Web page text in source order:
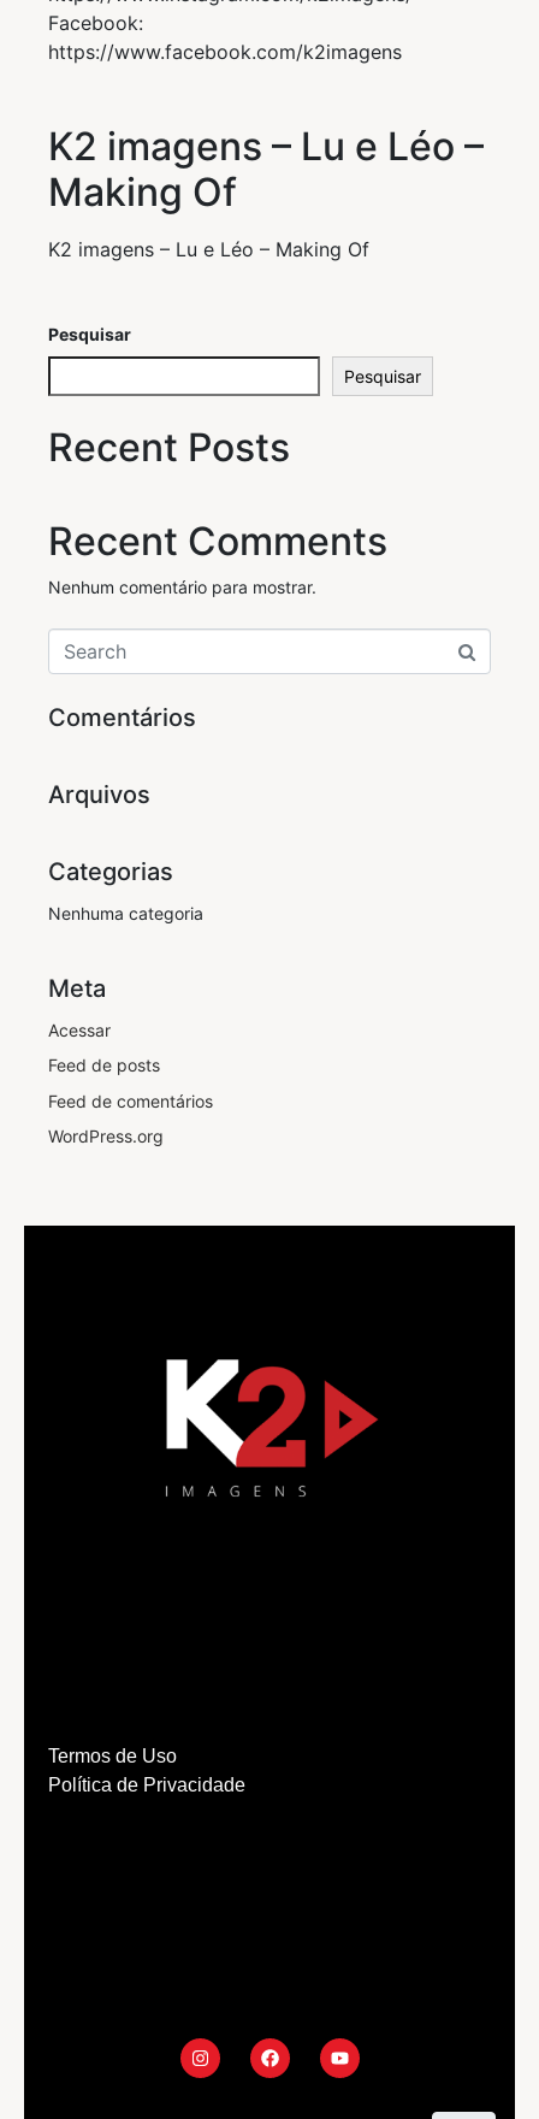
Facebook:
https://www.facebook.com/k2imagens
K2 imagens – Lu e Léo –
Making Of
K2 imagens – Lu e Léo – Making Of
Pesquisar
Pesquisar
Recent Posts
Recent Comments
Nenhum comentário para mostrar.
Comentários
Arquivos
Categorias
Nenhuma categoria
Meta
Acessar
Feed de posts
Feed de comentários
WordPress.org
Termos de Uso
Política de Privacidade